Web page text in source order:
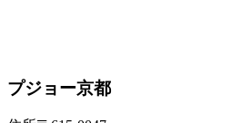
プジョー京都